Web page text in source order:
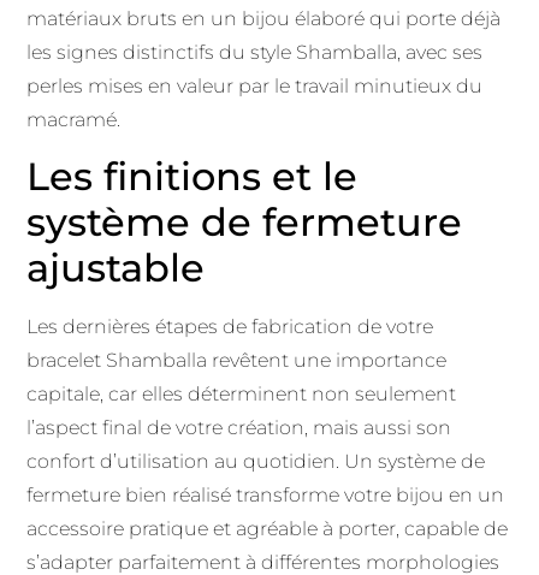
matériaux bruts en un bijou élaboré qui porte déjà
les signes distinctifs du style Shamballa, avec ses
perles mises en valeur par le travail minutieux du
macramé.
Les finitions et le
système de fermeture
ajustable
Les dernières étapes de fabrication de votre
bracelet Shamballa revêtent une importance
capitale, car elles déterminent non seulement
l’aspect final de votre création, mais aussi son
confort d’utilisation au quotidien. Un système de
fermeture bien réalisé transforme votre bijou en un
accessoire pratique et agréable à porter, capable de
s’adapter parfaitement à différentes morphologies